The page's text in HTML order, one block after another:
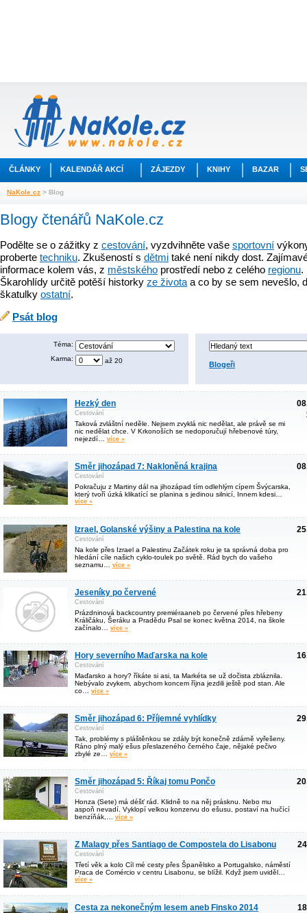
ČLÁNKY KALENDÁŘ AKCÍ ZÁJEZDY KNIHY BAZAR
NaKole.cz > Blog
Blogy čtenářů NaKole.cz
Podělte se o zážitky z cestování, vyzdvihněte vaše sportovní
proberte techniku. Zkušeností s dětmi také není nikdy dost.
informace kolem vás, z městského prostředí nebo z celého regionu.
Škarohlídy určitě potěší historky ze života a co by se sem nevešlo,
škatulky ostatní.
Psát blog
Téma:
Karma:
až 20 Blogeři
Hezký den
Cestování
Taková zvláštní neděle. Nejsem zvyklá nic nedělat, ale právě se mi
nic nedělat chce. V Krkonoších se nedoporučují hřebenové túry,
nejezdí… více »
Směr jihozápad 7: Nakloněná krajina
Cestování
Pokračuju z Martiny dál na jihozápad tím odlehlým cípem Švýcarska,
který tvoří úzká klikatící se planina s jedinou silnicí, Innem kdesi…
více »
Izrael, Golanské výšiny a Palestina na kole
Cestování
Na kole přes Izrael a Palestinu Začátek roku je ta správná doba pro
hledání cíle našich cyklo-toulek po světě. Rád bych do vašeho
seznamu… více »
Jeseníky po červené
Cestování
Prázdninová backcountry premiéraaneb po červené přes hřebeny
Králičáku, Šeráku a Pradědu Psal se konec května 2014, na škole
začínalo… více »
Hory severního Maďarska na kole
Cestování
Maďarsko a hory? říkáte si asi, ta Markéta se už dočista zbláznila.
Nebývalo zvykem, abychom koncem října jezdili ještě pod stan. Ale
co… více »
Směr jihozápad 6: Příjemné vyhlídky
Cestování
Tak, problémy s pláštěnkou se zdály být konečně zdárně vyřešeny.
Ráno plný malý ešus přeslazeného černého čaje, nějaké pečivo
zbylé ze… více »
Směr jihozápad 5: Říkaj tomu Pončo
Cestování
Honza (Sete) má déšť rád. Klidně to na něj prásknu. Nebo mu
aspoň nevadí. Vyklopí velkou konzervu do ešusu, postaví na hučící
benzíňák,… více »
Z Malagy přes Santiago de Compostela do Lisabonu
Cestování
Třetí věk a kolo Cíl mé cesty přes Španělsko a Portugalsko, náměstí
Praca de Comércio v centru Lisabonu, se blížil. Když jsem uviděl…
více »
Cesta za nekonečným lesem aneb Finsko 2014